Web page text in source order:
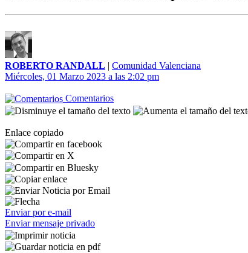
ROBERTO RANDALL | Comunidad Valenciana
Miércoles, 01 Marzo 2023 a las 2:02 pm
Comentarios
Enlace copiado
Enviar por e-mail
Enviar mensaje privado